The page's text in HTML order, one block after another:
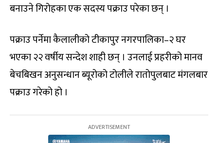
बनाउने गिरोहका एक सदस्य पक्राउ परेका छन् ।
पक्राउ पर्नेमा कैलालीको टीकापुर नगरपालिका–२ घर
भएका २२ वर्षीय सन्देश शाही छन् । उनलाई प्रहरीको मानव
बेचबिखन अनुसन्धान ब्यूरोको टोलीले रातोपुलबाट मंगलबार
पक्राउ गरेको हो ।